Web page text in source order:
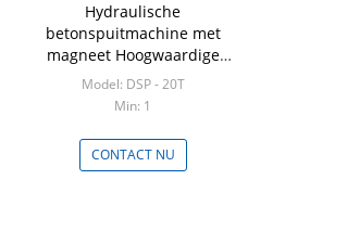
Hydraulische
betonspuitmachine met
magneet Hoogwaardige
betonpuitmachine geschikt
18 - 20 ton graafmachine
Model: DSP - 20T
Min: 1
CONTACT NU